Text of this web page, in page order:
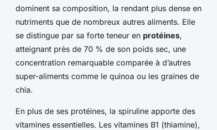
dominent sa composition, la rendant plus dense en
nutriments que de nombreux autres aliments. Elle
se distingue par sa forte teneur en protéines,
atteignant près de 70 % de son poids sec, une
concentration remarquable comparée à d’autres
super-aliments comme le quinoa ou les graines de
chia.
En plus de ses protéines, la spiruline apporte des
vitamines essentielles. Les vitamines B1 (thiamine),